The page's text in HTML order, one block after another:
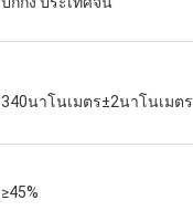
340นาโนเมตร±2นาโนเมตร
≥45%